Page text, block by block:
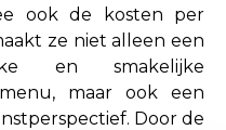
ook de kosten per
ze niet alleen een
en smakelijke
maar ook een
Door de